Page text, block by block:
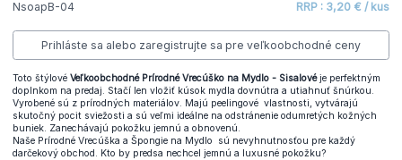
NsoapB-04 RRP : 3,20 € / kus
Prihláste sa alebo zaregistrujte sa pre veľkoobchodné ceny
Toto štýlové Veľkoobchodné Prírodné Vrecúško na Mydlo - Sisalovéje perfektným
doplnkom na predaj. Stačí len vložiť kúsok mydla dovnútra a utiahnuť šnúrkou.
Vyrobené sú z prírodných materiálov. Majú peelingové vlastnosti, vytvárajú
skutočný pocit sviežosti a sú veľmi ideálne na odstránenie odumretých kožných
buniek. Zanechávajú pokožku jemnú a obnovenú.
Naše Prírodné Vrecúška a Špongie na Mydlo sú nevyhnutnosťou pre každý
darčekový obchod. Kto by predsa nechcel jemnú a luxusné pokožku?